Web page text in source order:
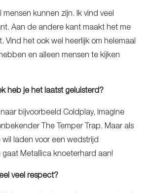
mensen kunnen zijn. Ik vind veel
Aan de andere kant maakt het me
Vind het ook wel heerlijk om helemaal
en alleen mensen te kijken
heb je het laatst geluisterd?
bijvoorbeeld Coldplay, Imagine
The Temper Trap. Maar als
wil laden voor een wedstrijd
Metallica knoeterhard aan!
veel respect?